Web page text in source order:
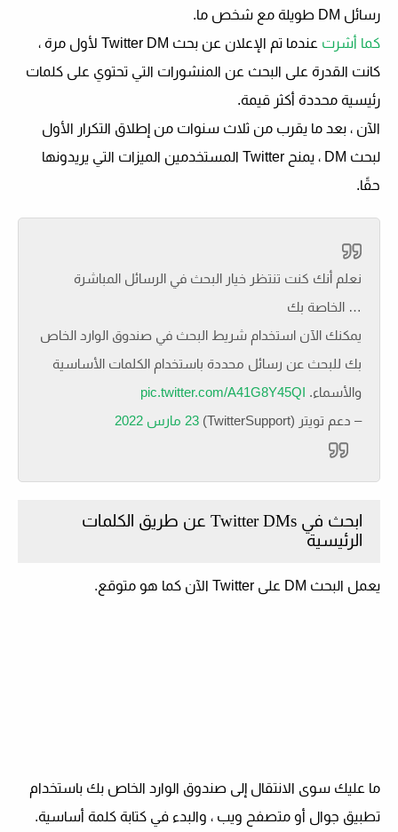
رسائل DM طويلة مع شخص ما.
كما أشرت
عندما تم الإعلان عن بحث Twitter DM لأول مرة ،
كانت القدرة على البحث عن المنشورات التي تحتوي على كلمات
رئيسية محددة أكثر قيمة.
الآن ، بعد ما يقرب من ثلاث سنوات من إطلاق التكرار الأول
لبحث DM ، يمنح Twitter المستخدمين الميزات التي يريدونها
حقًا.
نعلم أنك كنت تنتظر خيار البحث في الرسائل المباشرة
الخاصة بك …
يمكنك الآن استخدام شريط البحث في صندوق الوارد الخاص
بك للبحث عن رسائل محددة باستخدام الكلمات الأساسية
والأسماء. pic.twitter.com/A41G8Y45QI
– دعم تويتر (TwitterSupport)
23 مارس 2022
ابحث في Twitter DMs عن طريق الكلمات
الرئيسية
يعمل البحث DM على Twitter الآن كما هو متوقع.
ما عليك سوى الانتقال إلى صندوق الوارد الخاص بك باستخدام
تطبيق جوال أو متصفح ويب ، والبدء في كتابة كلمة أساسية.